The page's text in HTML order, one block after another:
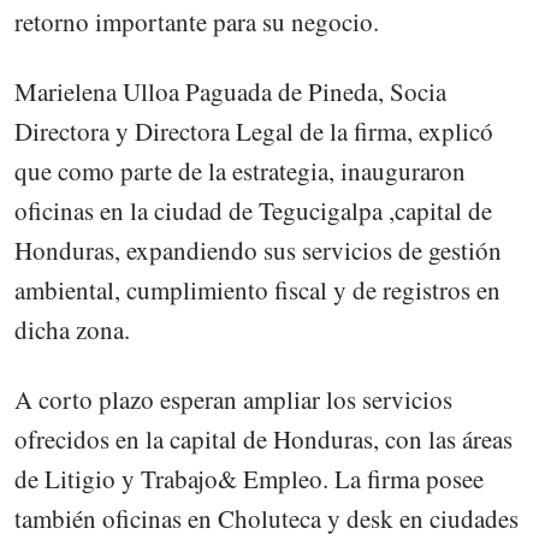
retorno importante para su negocio.
Marielena Ulloa Paguada de Pineda, Socia
Directora y Directora Legal de la firma, explicó
que como parte de la estrategia, inauguraron
oficinas en la ciudad de Tegucigalpa ,capital de
Honduras, expandiendo sus servicios de gestión
ambiental, cumplimiento fiscal y de registros en
dicha zona.
A corto plazo esperan ampliar los servicios
ofrecidos en la capital de Honduras, con las áreas
de Litigio y Trabajo& Empleo. La firma posee
también oficinas en Choluteca y desk en ciudades